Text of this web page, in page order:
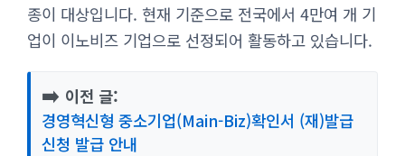
종이 대상입니다. 현재 기준으로 전국에서 4만여 개 기
업이 이노비즈 기업으로 선정되어 활동하고 있습니다.
➡️ 이전 글:
경영혁신형 중소기업(Main-Biz)확인서 (재)발급
신청 발급 안내